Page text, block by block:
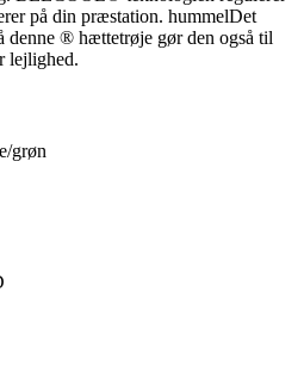
på din præstation. hummelDet
denne ® hættetrøje gør den også til
lejlighed.
grøn